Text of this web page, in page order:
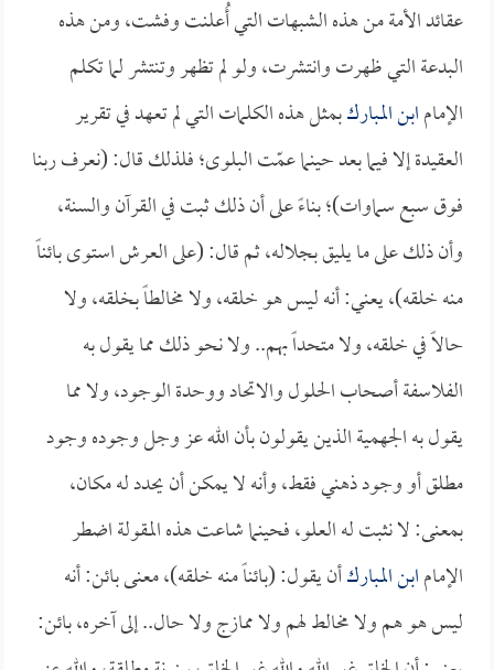
عقائد الأمة من هذه الشبهات التي أُعلنت وفشت، ومن هذه
البدعة التي ظهرت وانتشرت، ولو لم تظهر وتنتشر لما تكلم
الإمامابن المباركبمثل هذه الكلمات التي لم تعهد في تقرير
العقيدة إلا فيما بعد حينما عمّت البلوى؛ فلذلك قال: (نعرف ربنا
فوق سبع سماوات)؛ بناءً على أن ذلك ثبت في القرآن والسنة،
وأن ذلك على ما يليق بجلاله، ثم قال: (على العرش استوى بائناً
منه خلقه)، يعني: أنه ليس هو خلقه، ولا مخالطاً بخلقه، ولا
حالاً في خلقه، ولا متحداً بهم.. ولا نحو ذلك مما يقول به
الفلاسفة أصحاب الحلول والاتحاد ووحدة الوجود، ولا مما
يقول به الجهمية الذين يقولون بأن الله عز وجل وجوده وجود
مطلق أو وجود ذهني فقط، وأنه لا يمكن أن يحدد له مكان،
بمعنى: لا نثبت له العلو، فحينما شاعت هذه المقولة اضطر
الإمامابن المباركأن يقول: (بائناً منه خلقه)، معنى بائن: أنه
ليس هو هم ولا مخالط لهم ولا ممازج ولا حال.. إلى آخره، بائن: